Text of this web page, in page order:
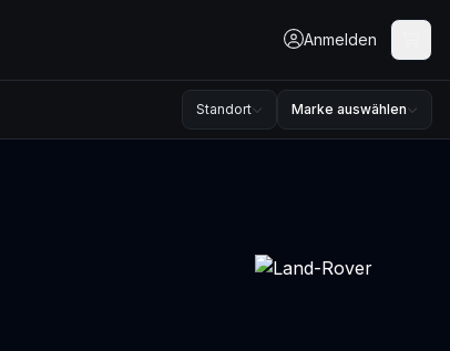
Anmelden
Standort Marke auswählen